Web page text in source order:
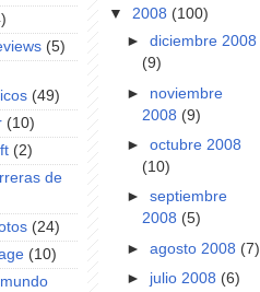
(5)
(49)
(10)
(2)
de
(24)
(10)
▼ 2008 (100)
►diciembre 2008
(9)
► noviembre
2008 (9)
►octubre 2008
(10)
►septiembre
2008 (5)
►agosto 2008 (7)
► julio 2008 (6)